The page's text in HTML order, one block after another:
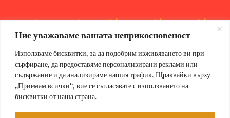
Ние уважаваме вашата неприкосновеност
Използваме бисквитки, за да подобрим изживяването ви при
сърфиране, да предоставяме персонализирани реклами или
съдържание и да анализираме нашия трафик. Щраквайки върху
„Приемам всички“, вие се съгласявате с използването на
бисквитки от наша страна.
33 ℃ 33 ℃ 33 ℃ 33 ℃
© Copyright 2026, Всички права запазени Етрополе за хората |
Designed by ZWEBSolutions